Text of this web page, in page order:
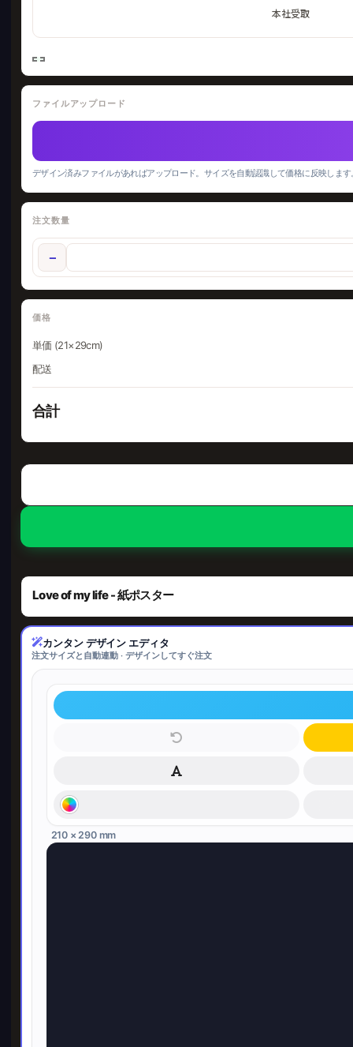
Love of my life - 紙ポスター
カンタン デザイン エディタ
注文サイズと自動連動 · デザインしてすぐ注文
210 × 290 mm
本社受取
ファイルアップロード
デザイン済みファイルがあればアップロード。サイズを自動認識して価格に反映しま
注文数量
−
価格
単価 (21×29cm)
配送
合計